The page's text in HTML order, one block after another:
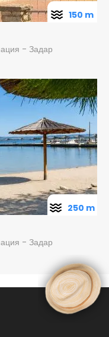
- Задар
150 m
- Задар
250 m